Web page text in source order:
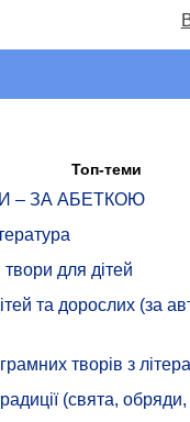
Топ-теми
– ЗА АБЕТКОЮ
твори для дітей
та дорослих (за
творів з
(свята, обряди,